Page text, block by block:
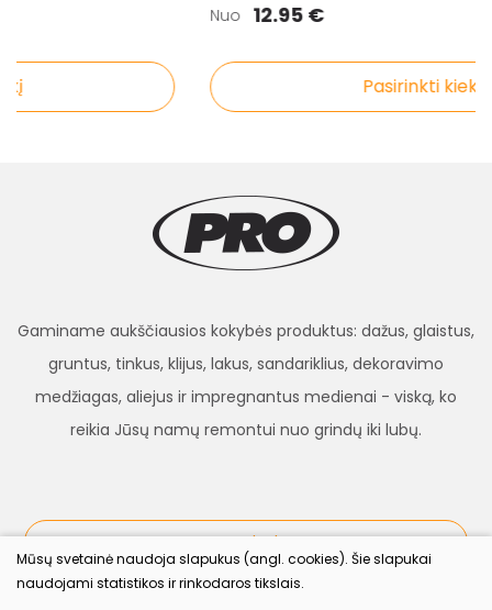
Nuo 12.95 €
Pasirinkti kiekį
Gaminame aukščiausios kokybės produktus: dažus, glaistus,
gruntus, tinkus, klijus, lakus, sandariklius, dekoravimo
medžiagas, aliejus ir impregnantus medienai - viską, ko
reikia Jūsų namų remontui nuo grindų iki lubų.
procolor.lt
Mūsų svetainė naudoja slapukus (angl. cookies). Šie slapukai
naudojami statistikos ir rinkodaros tikslais.